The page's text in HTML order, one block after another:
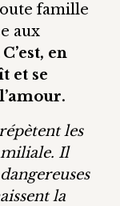
famille
aux
C’est, en
et se
les
Il
la